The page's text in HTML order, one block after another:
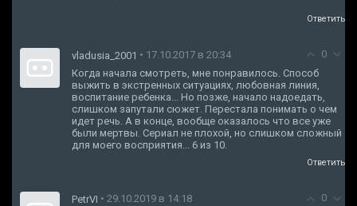
Ответить
0
vladusia_2001 • 17.10.2017 в 20:34
Когда начала смотреть, мне понравилось. Способ
выжить в экстренных ситуациях, любовная линия,
воспитание ребенка... Но позже, начало надоедать,
слишком запутали сюжет. Перестала понимать о чем
идет речь. А в конце, вообще оказалось что все уже
были мертвы. Сериал не плохой, но слишком сложный
для моего восприятия... 6 из 10.
Ответить
0
PetrVI • 29.10.2019 в 14:18